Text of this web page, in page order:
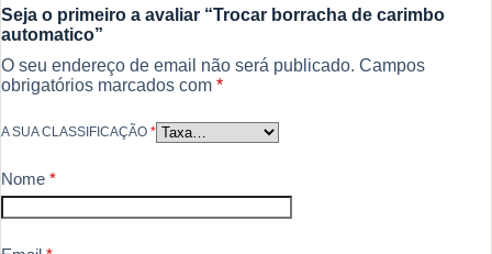
Seja o primeiro a avaliar “Trocar borracha de carimbo
automatico”
O seu endereço de email não será publicado. Campos
obrigatórios marcados com *
A SUA CLASSIFICAÇÃO *
Nome *